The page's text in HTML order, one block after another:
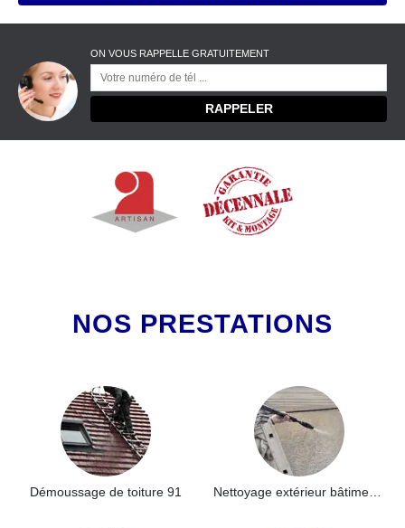
ON VOUS RAPPELLE GRATUITEMENT
NOS PRESTATIONS
Démoussage de toiture 91